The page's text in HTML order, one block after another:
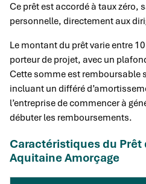
Ce prêt est accordé à taux zéro,
personnelle, directement aux
Le montant du prêt varie entre
porteur de projet, avec un
Cette somme est remboursable
incluant un différé
l’entreprise de commencer à
débuter les remboursements.
Caractéristiques du
Aquitaine Amorçage